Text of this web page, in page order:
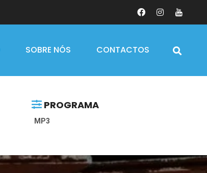
SOBRE NÓS CONTACTOS
PROGRAMA
MP3